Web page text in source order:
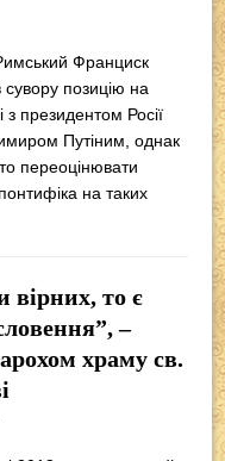
Франциск
сувору позицію на
з президентом Росії
Путіним, однак
переоцінювати
на таких
вірних, то є
–
храму св.